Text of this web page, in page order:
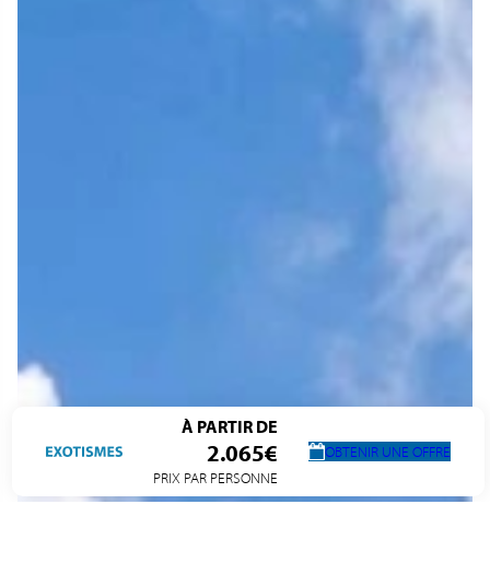
À PARTIR DE
2.065€
PRIX PAR PERSONNE
OBTENIR UNE OFFRE